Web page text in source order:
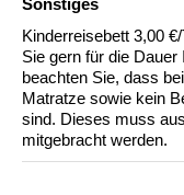
Sonstiges
Kinderreisebett 3,00
Sie gern für die
beachten Sie, dass
Matratze sowie kein
sind. Dieses muss
mitgebracht werden.